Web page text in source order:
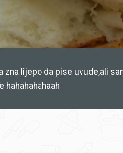
zna lijepo da pise uvude,ali
hahahahahaah